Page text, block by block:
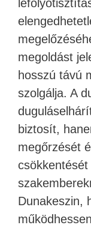
megoldást
hosszú távú
szolgálja. A
biztosít,
megőrzését
Dunakeszin,